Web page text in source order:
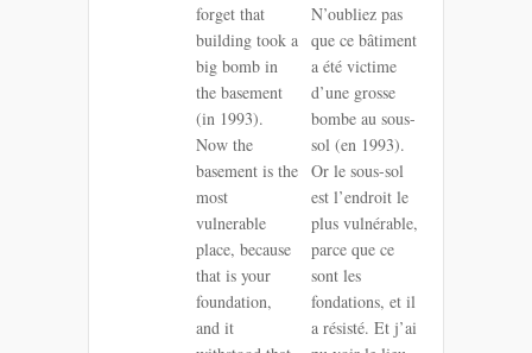
forget that
building took a
big bomb in
the basement
(in 1993).
Now the
basement is the
most
vulnerable
place, because
that is your
foundation,
and it
N’oubliez pas
que ce bâtiment
a été victime
d’une grosse
bombe au sous-
sol (en 1993).
Or le sous-sol
est l’endroit le
plus vulnérable,
parce que ce
sont les
fondations, et il
a résisté. Et j’ai